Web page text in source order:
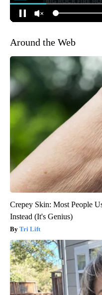
Around the Web
Crepey Skin: Most People
Instead (It's Genius)
Tri Lift